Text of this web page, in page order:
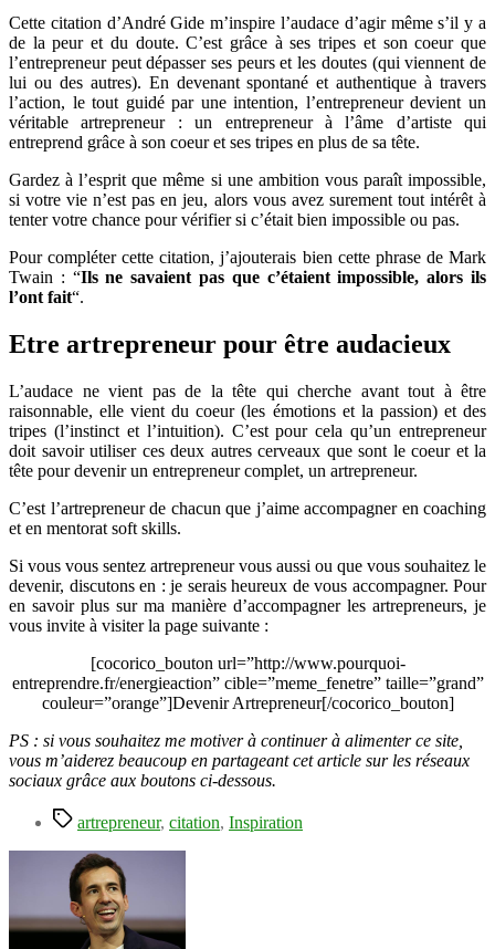
impossibles
que
tant
qu’on
ne
les
a
tentées
–
André
Cette citation d’André Gide m’inspire l’audace d’agir même s’il y a
de la peur et du doute. C’est grâce à ses tripes et son coeur que
l’entrepreneur peut dépasser ses peurs et les doutes (qui viennent de
lui ou des autres). En devenant spontané et authentique à travers
l’action, le tout guidé par une intention, l’entrepreneur devient un
véritable artrepreneur : un entrepreneur à l’âme d’artiste qui
entreprend grâce à son coeur et ses tripes en plus de sa tête.
Gardez à l’esprit que même si une ambition vous paraît impossible,
si votre vie n’est pas en jeu, alors vous avez surement tout intérêt à
tenter votre chance pour vérifier si c’était bien impossible ou pas.
Pour compléter cette citation, j’ajouterais bien cette phrase de Mark
Twain : “Ils ne savaient pas que c’étaient impossible, alors ils
l’ont fait“.
Etre artrepreneur pour être audacieux
L’audace ne vient pas de la tête qui cherche avant tout à être
raisonnable, elle vient du coeur (les émotions et la passion) et des
tripes (l’instinct et l’intuition). C’est pour cela qu’un entrepreneur
doit savoir utiliser ces deux autres cerveaux que sont le coeur et la
tête pour devenir un entrepreneur complet, un artrepreneur.
C’est l’artrepreneur de chacun que j’aime accompagner en coaching
et en mentorat soft skills.
Si vous vous sentez artrepreneur vous aussi ou que vous souhaitez le
devenir, discutons en : je serais heureux de vous accompagner. Pour
en savoir plus sur ma manière d’accompagner les artrepreneurs, je
vous invite à visiter la page suivante :
[cocorico_bouton url=”http://www.pourquoi-
entreprendre.fr/energieaction” cible=”meme_fenetre” taille=”grand”
couleur=”orange”]Devenir Artrepreneur[/cocorico_bouton]
PS : si vous souhaitez me motiver à continuer à alimenter ce site,
vous m’aiderez beaucoup en partageant cet article sur les réseaux
sociaux grâce aux boutons ci-dessous.
Étiquettes
artrepreneur, citation, Inspiration